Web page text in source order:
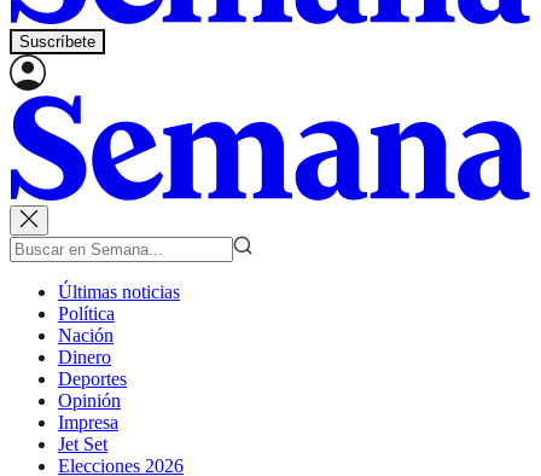
Suscríbete
Últimas noticias
Política
Nación
Dinero
Deportes
Opinión
Impresa
Jet Set
Elecciones 2026